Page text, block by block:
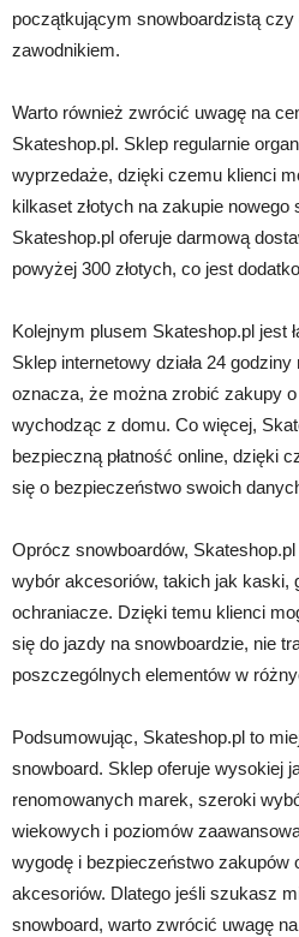
początkującym snowboardzistą
zawodnikiem.
Warto również zwrócić uwagę na
Skateshop.pl. Sklep regularnie
wyprzedaże, dzięki czemu klienci
kilkaset złotych na zakupie nowego
Skateshop.pl oferuje darmową
powyżej 300 złotych, co jest
Kolejnym plusem Skateshop.pl jest
Sklep internetowy działa 24
oznacza, że można zrobić zakupy
wychodząc z domu. Co więcej,
bezpieczną płatność online, dzięki
się o bezpieczeństwo swoich
Oprócz snowboardów,
wybór akcesoriów, takich jak kaski,
ochraniacze. Dzięki temu klienci
się do jazdy na snowboardzie, nie
poszczególnych elementów w
Podsumowując, Skateshop.pl to
snowboard. Sklep oferuje wysokiej
renomowanych marek, szeroki
wiekowych i poziomów
wygodę i bezpieczeństwo zakupów
akcesoriów. Dlatego jeśli szukasz
snowboard, warto zwrócić uwagę